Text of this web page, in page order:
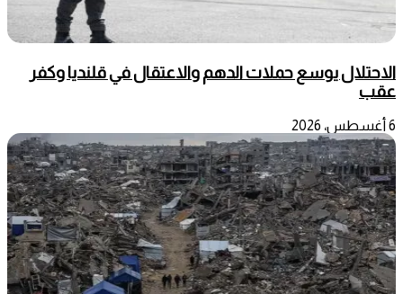
الاحتلال يوسع حملات الدهم والاعتقال في قلنديا وكفر
عقب
6 أغسطس، 2026